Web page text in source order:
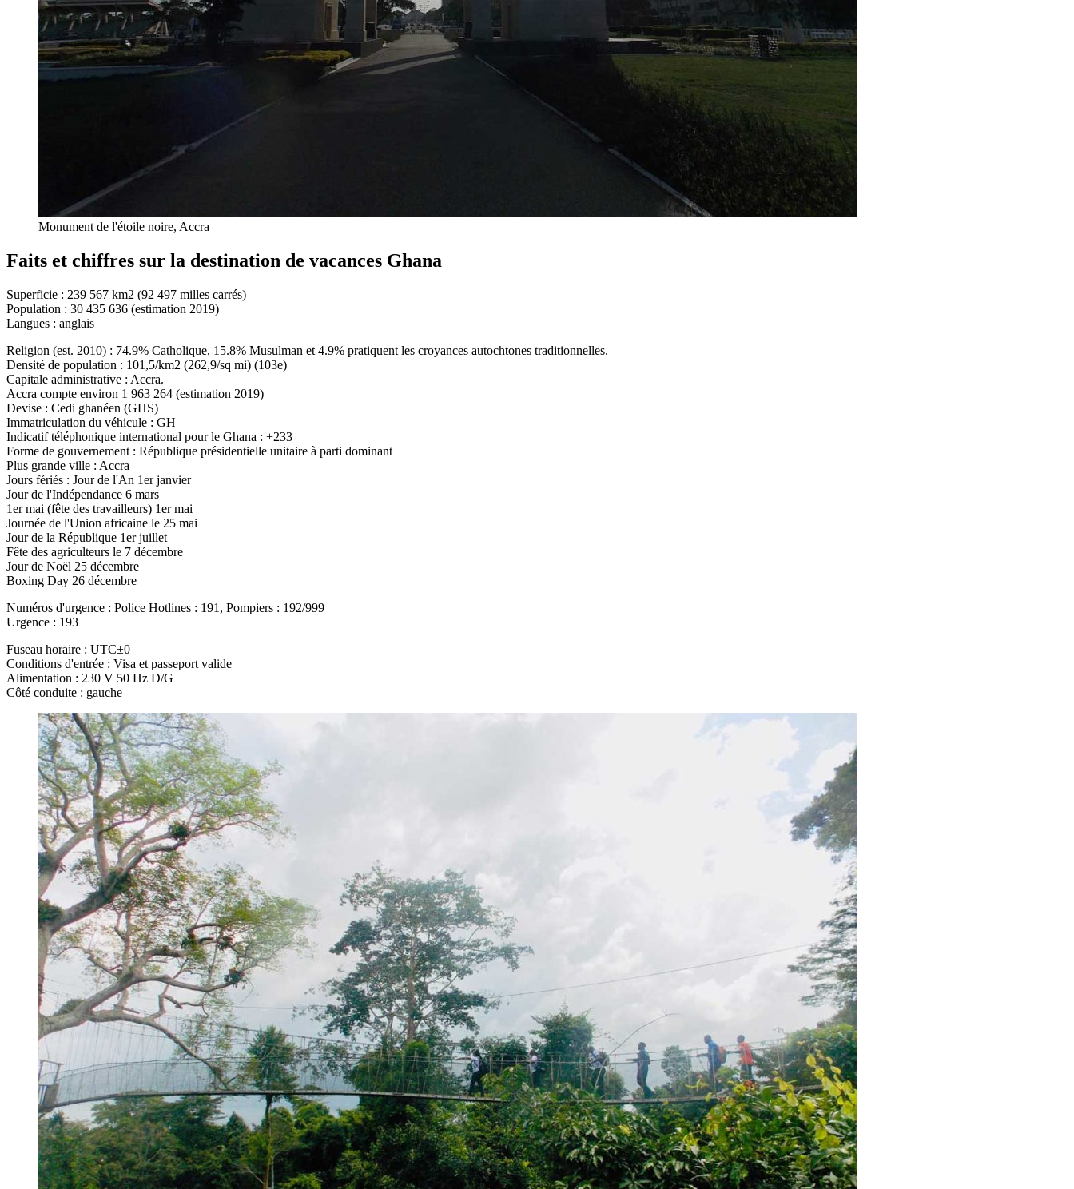
Monument de l'étoile noire, Accra
Faits et chiffres sur la destination de vacances Ghana
Superficie : 239 567 km2 (92 497 milles carrés)
Population : 30 435 636 (estimation 2019)
Langues : anglais
Religion (est. 2010) : 74.9% Catholique, 15.8% Musulman et 4.9% pratiquent les croyances autochtones traditionnelles.
Densité de population : 101,5/km2 (262,9/sq mi) (103e)
Capitale administrative : Accra.
Accra compte environ 1 963 264 (estimation 2019)
Devise : Cedi ghanéen (GHS)
Immatriculation du véhicule : GH
Indicatif téléphonique international pour le Ghana : +233
Forme de gouvernement : République présidentielle unitaire à parti dominant
Plus grande ville : Accra
Jours fériés : Jour de l'An 1er janvier
Jour de l'Indépendance 6 mars
1er mai (fête des travailleurs) 1er mai
Journée de l'Union africaine le 25 mai
Jour de la République 1er juillet
Fête des agriculteurs le 7 décembre
Jour de Noël 25 décembre
Boxing Day 26 décembre
Numéros d'urgence : Police Hotlines : 191, Pompiers : 192/999
Urgence : 193
Fuseau horaire : UTC±0
Conditions d'entrée : Visa et passeport valide
Alimentation : 230 V 50 Hz D/G
Côté conduite : gauche